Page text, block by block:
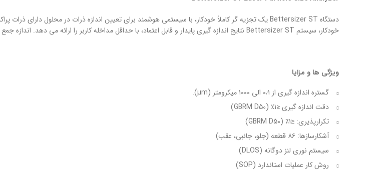
خودکار، سیستم Bettersizer ST نتایج اندازه گیری پایدار و قابل اعتماد، با حداقل مداخله کاربر را ارائه می دهد. اندازه جمع و جور دستگاه، باعث صرفه جویی در فضای کار لازم در کارخانه ها و آزمایشگاه ها می شود.
ویژگی ها و مزایا
گستره اندازه گیری از ۰٫۱ الی ۱۰۰۰ میکرومتر (µm).
دقت اندازه گیری ≤۱٪ (GBRM D50)
تکرارپذیری: ≤۱٪ (GBRM D50)
آشکارسازها: ۸۶ قطعه (جلو، جانبی، عقب)
سیستم نوری لنز دوگانه (DLOS)
روش کار عملیات استاندارد (SOP)